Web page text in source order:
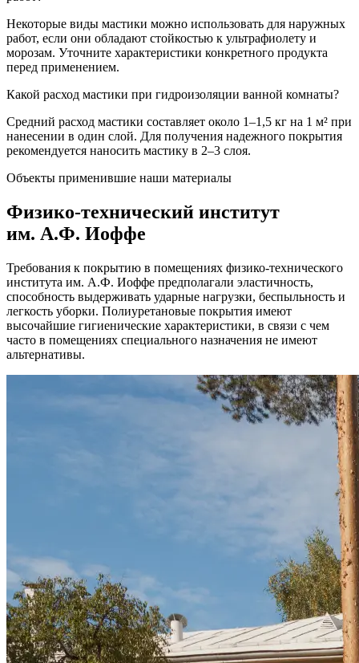
Некоторые виды мастики можно использовать для наружных
работ, если они обладают стойкостью к ультрафиолету и
морозам. Уточните характеристики конкретного продукта
перед применением.
Какой расход мастики при гидроизоляции ванной комнаты?
Средний расход мастики составляет около 1–1,5 кг на 1 м² при
нанесении в один слой. Для получения надежного покрытия
рекомендуется наносить мастику в 2–3 слоя.
Объекты применившие наши материалы
Физико-технический институт
им. А.Ф. Иоффе
Требования к покрытию в помещениях физико-технического
института им. А.Ф. Иоффе предполагали эластичность,
способность выдерживать ударные нагрузки, беспыльность и
легкость уборки. Полиуретановые покрытия имеют
высочайшие гигиенические характеристики, в связи с чем
часто в помещениях специального назначения не имеют
альтернативы.